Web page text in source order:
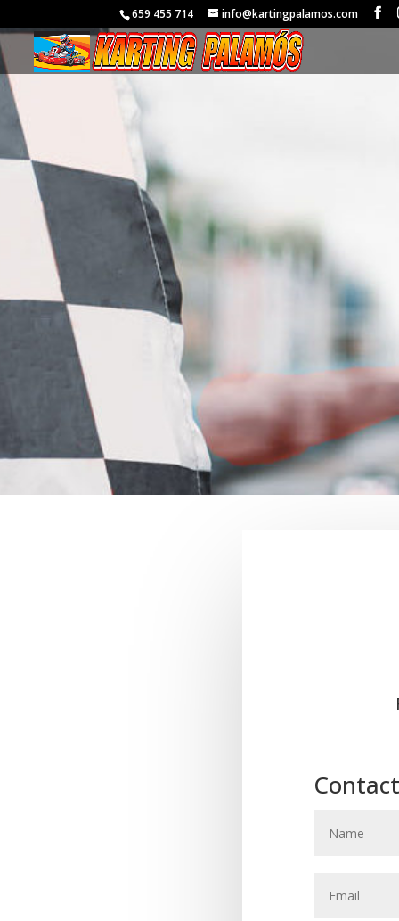
659 455 714 info@kartingpalamos.com